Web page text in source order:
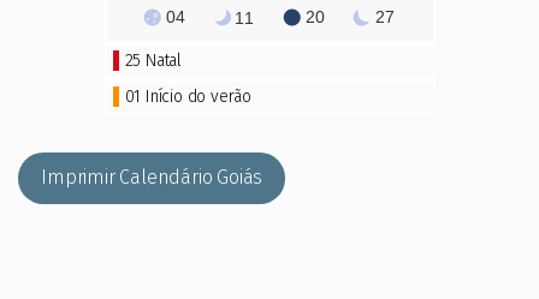
04 11 20 27
25 Natal
01 Início do verão
Imprimir Calendário Goiás